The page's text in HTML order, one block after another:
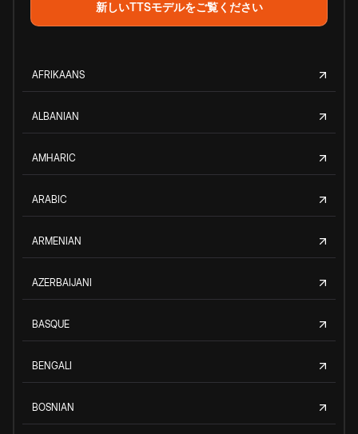
新しいTTSモデルをご覧ください
AFRIKAANS
ALBANIAN
AMHARIC
ARABIC
ARMENIAN
AZERBAIJANI
BASQUE
BENGALI
BOSNIAN